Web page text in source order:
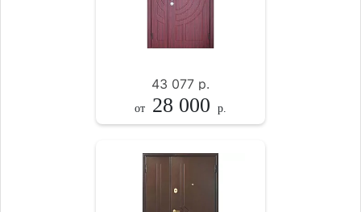
43 077 р.
от 28 000 р.